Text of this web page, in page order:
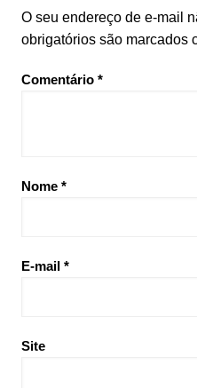
O seu endereço de e-mail
obrigatórios são marcados
Comentário *
Nome *
E-mail *
Site